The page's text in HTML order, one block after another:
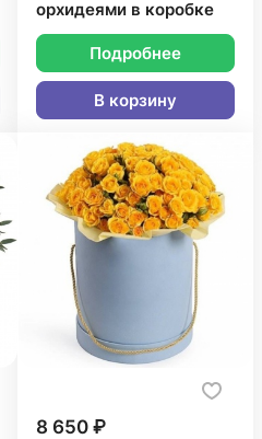
орхидеями в коробке
Подробнее
В корзину
8 650 ₽